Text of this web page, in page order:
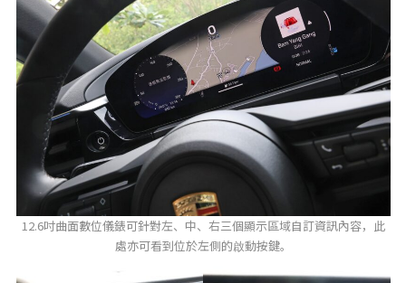
12.6吋曲面數位儀錶可針對左、中、右三個顯示區域自訂資訊內容，此
處亦可看到位於左側的啟動按鍵。